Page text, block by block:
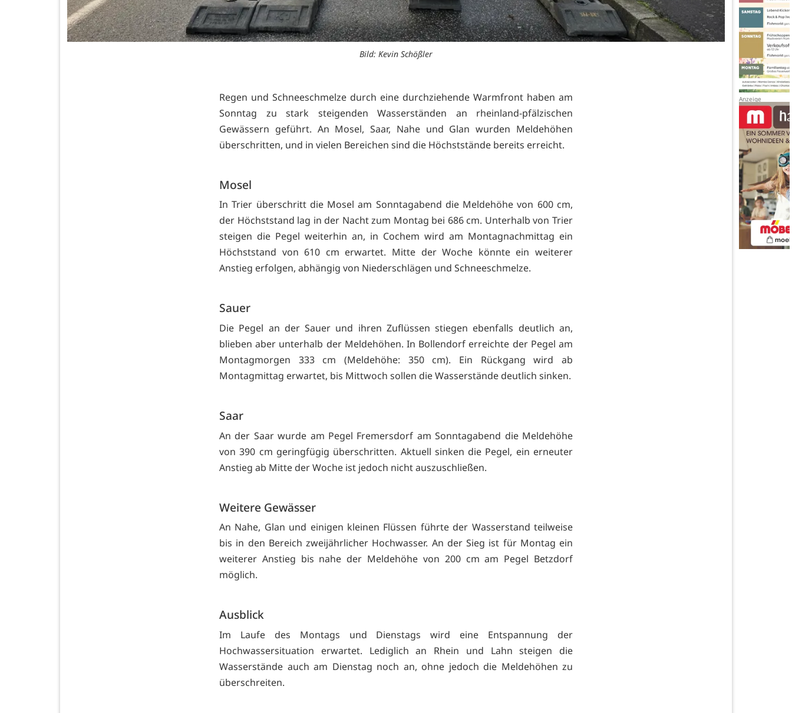
Bild: Kevin Schößler
Regen und Schneeschmelze durch eine durchziehende Warmfront haben am
Sonntag zu stark steigenden Wasserständen an rheinland-pfälzischen
Gewässern geführt. An Mosel, Saar, Nahe und Glan wurden Meldehöhen
überschritten, und in vielen Bereichen sind die Höchststände bereits erreicht.
Mosel
In Trier überschritt die Mosel am Sonntagabend die Meldehöhe von 600 cm,
der Höchststand lag in der Nacht zum Montag bei 686 cm. Unterhalb von Trier
steigen die Pegel weiterhin an, in Cochem wird am Montagnachmittag ein
Höchststand von 610 cm erwartet. Mitte der Woche könnte ein weiterer
Anstieg erfolgen, abhängig von Niederschlägen und Schneeschmelze.
Sauer
Die Pegel an der Sauer und ihren Zuflüssen stiegen ebenfalls deutlich an,
blieben aber unterhalb der Meldehöhen. In Bollendorf erreichte der Pegel am
Montagmorgen 333 cm (Meldehöhe: 350 cm). Ein Rückgang wird ab
Montagmittag erwartet, bis Mittwoch sollen die Wasserstände deutlich sinken.
Saar
An der Saar wurde am Pegel Fremersdorf am Sonntagabend die Meldehöhe
von 390 cm geringfügig überschritten. Aktuell sinken die Pegel, ein erneuter
Anstieg ab Mitte der Woche ist jedoch nicht auszuschließen.
Weitere Gewässer
An Nahe, Glan und einigen kleinen Flüssen führte der Wasserstand teilweise
bis in den Bereich zweijährlicher Hochwasser. An der Sieg ist für Montag ein
weiterer Anstieg bis nahe der Meldehöhe von 200 cm am Pegel Betzdorf
möglich.
Ausblick
Im Laufe des Montags und Dienstags wird eine Entspannung der
Hochwassersituation erwartet. Lediglich an Rhein und Lahn steigen die
Wasserstände auch am Dienstag noch an, ohne jedoch die Meldehöhen zu
überschreiten.